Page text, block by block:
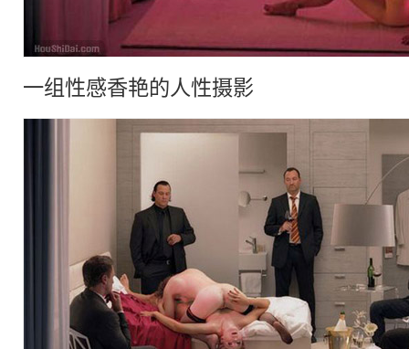
一组性感香艳的人性摄影